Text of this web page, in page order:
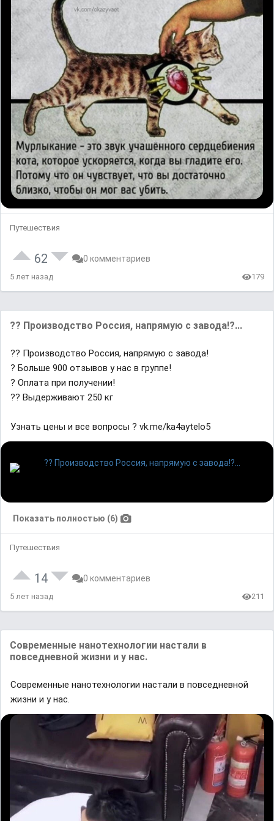
Путешествия
62 0 комментариев
5 лет назад 179
?? Производство Россия, напрямую с завода!?...
?? Производство Россия, напрямую с завода!
? Больше 900 отзывов у нас в группе!
? Оплата при получении!
?? Выдерживают 250 кг
Узнать цены и все вопросы ? vk.me/ka4aytelo5
Показать полностью (6)
Путешествия
14 0 комментариев
5 лет назад 211
Современные нанотехнологии настали в
повседневной жизни и у нас.
Современные нанотехнологии настали в повседневной
жизни и у нас.